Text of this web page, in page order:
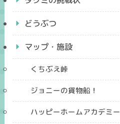
どうぶつ
マップ・施設
くちぶえ峠
ジョニーの貨物船！
ハッピーホームアカデミー